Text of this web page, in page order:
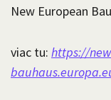
New European
viac tu: https://